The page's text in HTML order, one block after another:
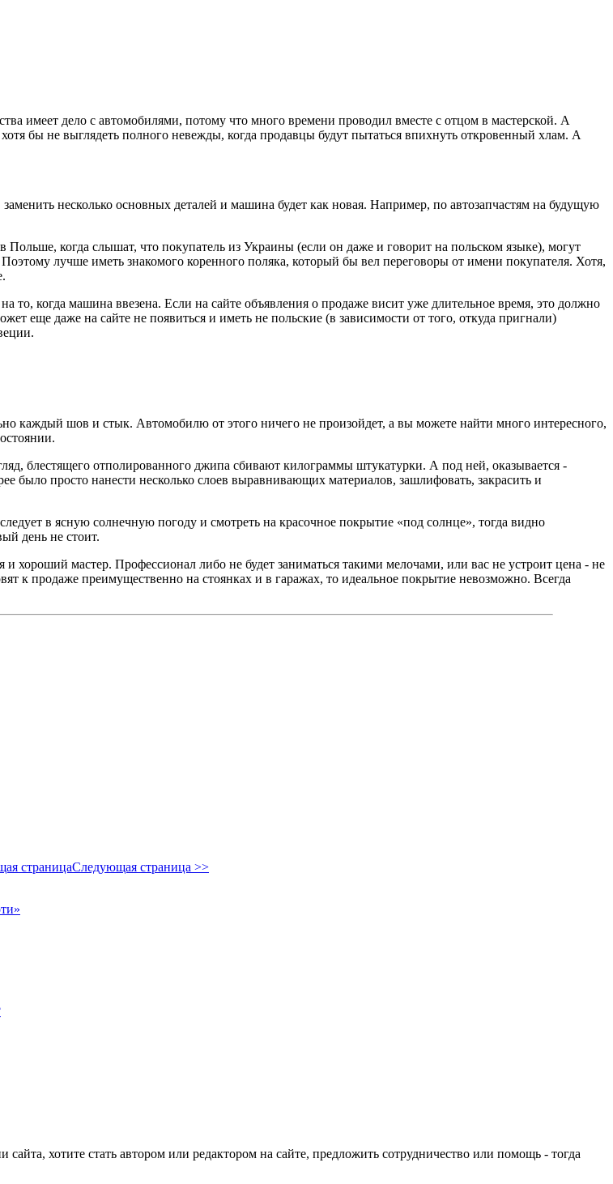
имеет дело с автомобилями, потому что много времени проводил вместе с отцом в мастерской. А
бы не выглядеть полного невежды, когда продавцы будут пытаться впихнуть откровенный хлам. А
несколько основных деталей и машина будет как новая. Например, по автозапчастям на будущую
когда слышат, что покупатель из Украины (если он даже и говорит на польском языке), могут
лучше иметь знакомого коренного поляка, который бы вел переговоры от имени покупателя. Хотя,
когда машина ввезена. Если на сайте объявления о продаже висит уже длительное время, это должно
еще даже на сайте не появиться и иметь не польские (в зависимости от того, откуда пригнали)
каждый шов и стык. Автомобилю от этого ничего не произойдет, а вы можете найти много интересного,
блестящего отполированного джипа сбивают килограммы штукатурки. А под ней, оказывается -
было просто нанести несколько слоев выравнивающих материалов, зашлифовать, закрасить и
в ясную солнечную погоду и смотреть на красочное покрытие «под солнце», тогда видно
день не стоит.
мастер. Профессионал либо не будет заниматься такими мелочами, или вас не устроит цена - не
к продаже преимущественно на стоянках и в гаражах, то идеальное покрытие невозможно. Всегда
страницаСледующая страница >>
хотите стать автором или редактором на сайте, предложить сотрудничество или помощь - тогда